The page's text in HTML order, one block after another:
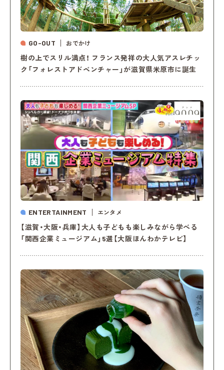
GO-OUT おでかけ
樹の上でスリル満点！ フランス発祥の大人気アスレチッ
ク「フォレストアドベンチャー」が滋賀県米原市に誕生
ENTERTAINMENT エンタメ
【滋賀・大阪・兵庫】大人も子どもも楽しみながら学べる
「関西企業ミュージアム」5選【大阪ほんわかテレビ】